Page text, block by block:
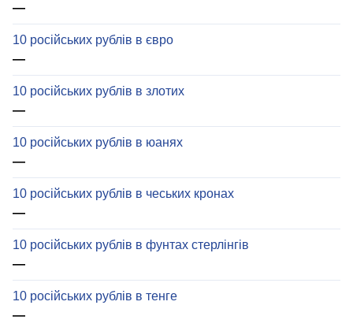
—
10 російських рублів в євро
—
10 російських рублів в злотих
—
10 російських рублів в юанях
—
10 російських рублів в чеських кронах
—
10 російських рублів в фунтах стерлінгів
—
10 російських рублів в тенге
—